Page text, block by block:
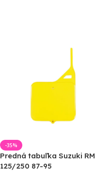
-35%
Predná tabuľka Suzuki RM
125/250 87-95